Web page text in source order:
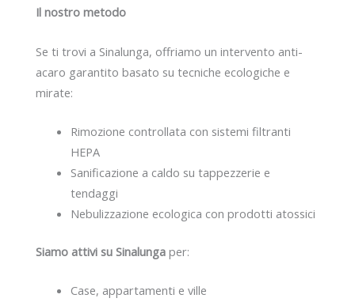
Il nostro metodo
Se ti trovi a Sinalunga, offriamo un intervento anti-
acaro garantito basato su tecniche ecologiche e
mirate:
Rimozione controllata con sistemi filtranti
HEPA
Sanificazione a caldo su tappezzerie e
tendaggi
Nebulizzazione ecologica con prodotti atossici
Siamo attivi su Sinalunga per:
Case, appartamenti e ville